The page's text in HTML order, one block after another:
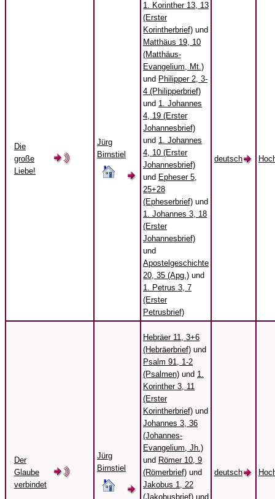
Die
große
Liebe!
Jürg
Birnstiel
1. Korinther 13, 13
(Erster
Korintherbrief) und
Matthäus 19, 10
(Matthäus-
Evangelium, Mt.)
und Philipper 2, 3-
4 (Philipperbrief)
und 1. Johannes
4, 19 (Erster
Johannesbrief)
und 1. Johannes
4, 10 (Erster
Johannesbrief)
und Epheser 5,
25+28
(Epheserbrief) und
1. Johannes 3, 18
(Erster
Johannesbrief)
und
Apostelgeschichte
20, 35 (Apg.) und
1. Petrus 3, 7
(Erster
Petrusbrief)
deutsch
Der
Glaube
verbindet
Jürg
Birnstiel
Hebräer 11, 3+6
(Hebräerbrief) und
Psalm 91, 1-2
(Psalmen) und 1.
Korinther 3, 11
(Erster
Korintherbrief) und
Johannes 3, 36
(Johannes-
Evangelium, Jh.)
und Römer 10, 9
(Römerbrief) und
Jakobus 1, 22
(Jakobusbrief) und
deutsch